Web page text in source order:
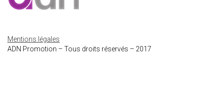
Mentions légales
ADN Promotion – Tous droits réservés – 2017